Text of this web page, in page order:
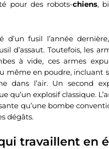
pour des robots-chiens,
fusil l’année
d’assaut. Toutefois, les
à vide, ces armes
même en poudre, incluant
dans l’air. Un second
qu’un explosif classique.
qu’une bombe
dégâts.
travaillent en